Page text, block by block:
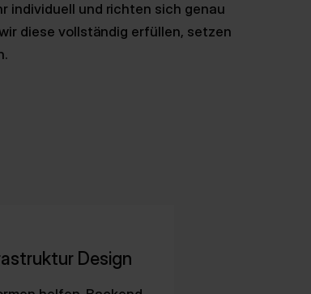
individuell und richten sich genau
diese vollständig erfüllen, setzen
Design